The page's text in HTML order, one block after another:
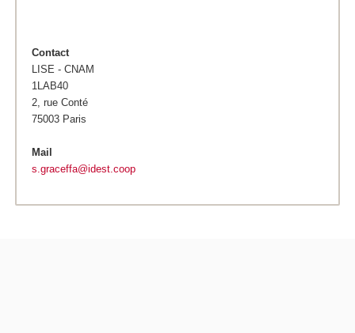
Contact
LISE - CNAM
1LAB40
2, rue Conté
75003 Paris
Mail
s.graceffa@idest.coop